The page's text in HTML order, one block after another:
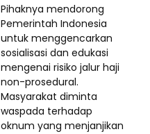
Pihaknya mendorong
Pemerintah Indonesia
untuk menggencarkan
sosialisasi dan edukasi
mengenai risiko jalur haji
non-prosedural.
Masyarakat diminta
waspada terhadap
oknum yang menjanjikan